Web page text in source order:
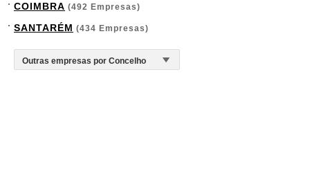
COIMBRA (492 Empresas)
SANTARÉM (434 Empresas)